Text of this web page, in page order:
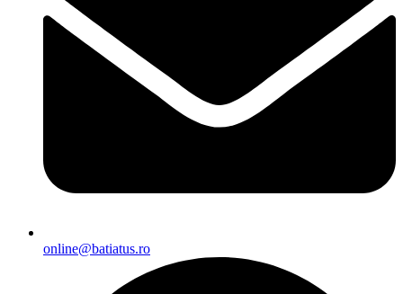
online@batiatus.ro